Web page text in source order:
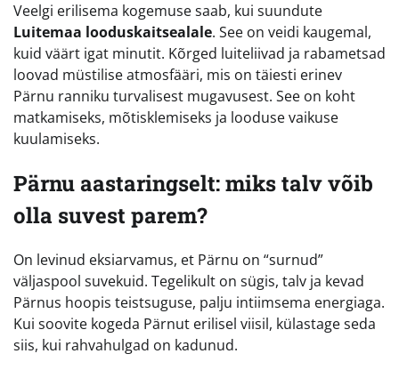
Veelgi erilisema kogemuse saab, kui suundute
Luitemaa looduskaitsealale. See on veidi kaugemal,
kuid väärt igat minutit. Kõrged luiteliivad ja rabametsad
loovad müstilise atmosfääri, mis on täiesti erinev
Pärnu ranniku turvalisest mugavusest. See on koht
matkamiseks, mõtisklemiseks ja looduse vaikuse
kuulamiseks.
Pärnu aastaringselt: miks talv võib
olla suvest parem?
On levinud eksiarvamus, et Pärnu on “surnud”
väljaspool suvekuid. Tegelikult on sügis, talv ja kevad
Pärnus hoopis teistsuguse, palju intiimsema energiaga.
Kui soovite kogeda Pärnut erilisel viisil, külastage seda
siis, kui rahvahulgad on kadunud.